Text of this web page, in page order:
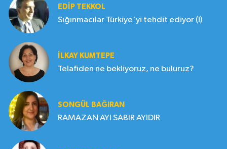
EDIP TEKKOL
Sığınmacılar Türkiye'yi tehdit ediyor (!)
İLKAY KUMTEPE
Telafiden ne bekliyoruz, ne buluruz?
SONGÜL BAĞIRAN
RAMAZAN AYI SABIR AYIDIR